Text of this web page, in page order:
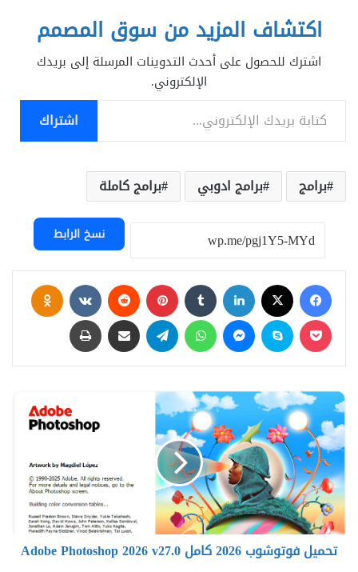
اكتشاف المزيد من سوق المصمم
اشترك للحصول على أحدث التدوينات المرسلة إلى بريدك
الإلكتروني.
كتابة بريدك الإلكتروني...
اشتراك
برامج برامج ادوبي برامج كاملة
نسخ الرابط
فيسبوك لينكدإن بينتيريست
‫Pocket
سكايب ماسنجر واتساب تيلقرام مشاركة عبر البريد طباعة
تحميل
فوتوشوب
2026
كامل
Adobe
Photoshop
2026
v27.0
تحميل فوتوشوب 2026 كامل Adobe Photoshop 2026 v27.0